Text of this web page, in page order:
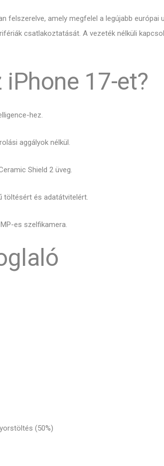
felszerelve, amely megfelel a legújabb
csatlakoztatását. A vezeték nélküli
17-et?
hez.
aggályok nélkül.
Shield 2 üveg.
töltésért és adatátvitelért.
es szelfikamera.
(50%)